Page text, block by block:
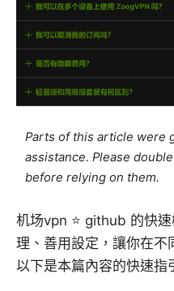
Parts of this article were
assistance. Please
before relying on them.
机场vpn ⭐ github 的快
理、善用設定，讓你在不
以下是本篇內容的快速指